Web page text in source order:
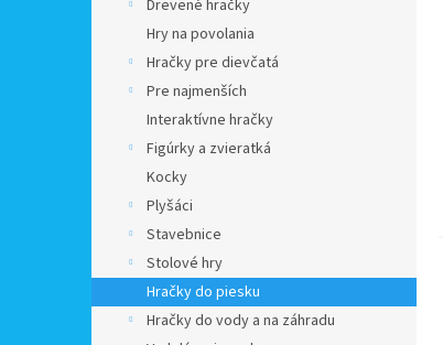
Drevené hračky
Hry na povolania
Hračky pre dievčatá
Pre najmenších
Interaktívne hračky
Figúrky a zvieratká
Kocky
Plyšáci
Stavebnice
Stolové hry
Hračky do piesku
Hračky do vody a na záhradu